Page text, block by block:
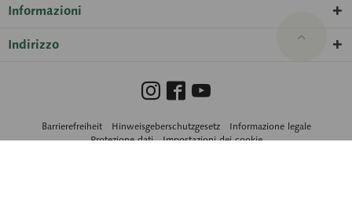
Informazioni
Indirizzo
Barrierefreiheit Hinweisgeberschutzgesetz
Informazione legale
Protezione dati
Impostazioni dei cookie